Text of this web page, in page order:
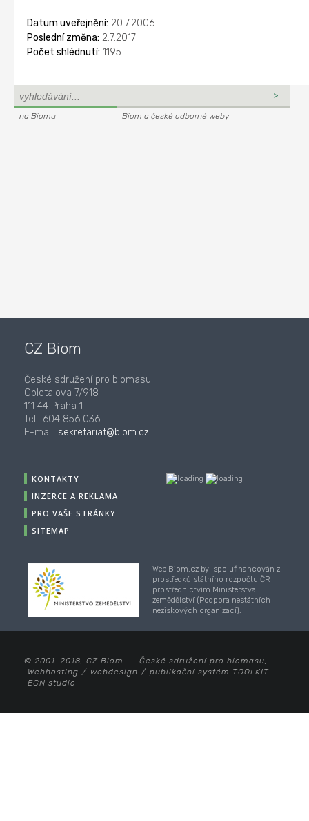
Datum uveřejnění: 20.7.2006
Poslední změna: 2.7.2017
Počet shlédnutí: 1195
na Biomu Biom a české odborné weby
CZ Biom
České sdružení pro biomasu
Opletalova 7/918
111 44 Praha 1
Tel.: 604 856 036
E-mail: sekretariat@biom.cz
KONTAKTY
INZERCE A REKLAMA
PRO VAŠE STRÁNKY
SITEMAP
Web Biom.cz byl spolufinancován z
prostředků státního rozpočtu ČR
prostřednictvím Ministerstva
zemědělství (Podpora nestátních
neziskových organizací).
© 2001-2018, CZ Biom - České sdružení pro biomasu,
Webhosting / webdesign / publikační systém TOOLKIT -
ECN studio